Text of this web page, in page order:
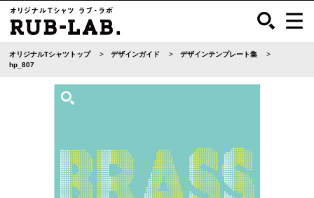
オリジナルTシャツトップ デザインガイド
デザインテンプレート集
hp_807